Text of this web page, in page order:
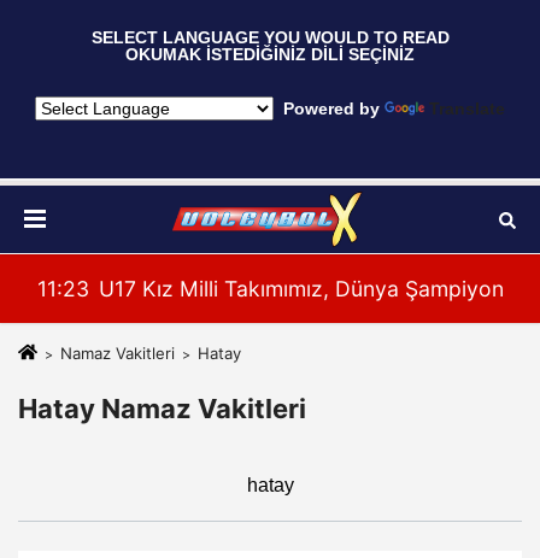
SELECT LANGUAGE YOU WOULD TO READ
OKUMAK İSTEDİĞİNİZ DİLİ SEÇİNİZ
Powered by Translate
Oynadı
11:23 U17 Kız Milli Takımımız, Dünya
Namaz Vakitleri Hatay
Hatay Namaz Vakitleri
hatay